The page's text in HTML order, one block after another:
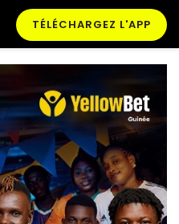
TÉLÉCHARGEZ L'APP